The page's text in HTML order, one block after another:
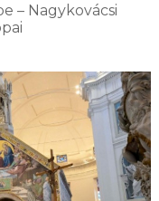
– Nagykovácsi